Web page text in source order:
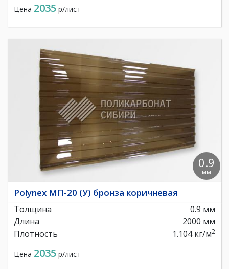
Цена 2035 р/лист
0.9
мм
Polynex МП-20 (У) бронза коричневая
Толщина
0.9 мм
Длина
2000 мм
Плотность
1.104 кг/м2
Цена 2035 р/лист